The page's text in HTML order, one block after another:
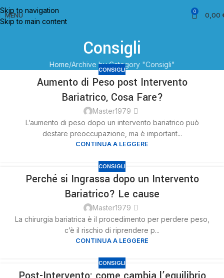
Skip to navigation
Skip to main content
MENU 0 0,00
Consigli
Home Archive by Category "Consigli"
CONSIGLI
Aumento di Peso post Intervento
Bariatrico, Cosa Fare?
Master1979
L’aumento di peso dopo un intervento bariatrico può
destare preoccupazione, ma è important...
CONTINUA A LEGGERE
CONSIGLI
Perché si Ingrassa dopo un Intervento
Bariatrico? Le cause
Master1979
La chirurgia bariatrica è il procedimento per perdere peso,
c’è il rischio di riprendere p...
CONTINUA A LEGGERE
CONSIGLI